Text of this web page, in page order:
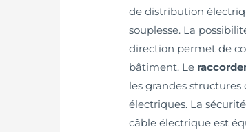
de distribution
souplesse. La
direction permet de
bâtiment. Le
les grandes
électriques. La
câble électrique est